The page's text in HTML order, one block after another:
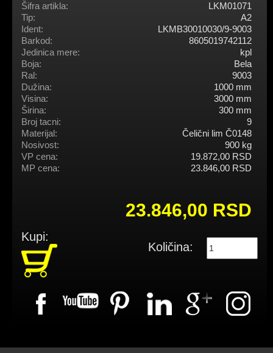
Šifra artikla:
LKM01071
Tip:
A2
Ident:
LKMB30010030/9-9003
Barkod:
8605019742112
Jedinica mere:
kpl
Boja:
Bela
Ral:
9003
Dužina:
1000 mm
Visina:
3000 mm
Širina:
300 mm
Broj tacni:
9
Materijal:
Čelični lim Č0148
Nosivost:
900 kg
VP cena:
19.872,00 RSD
MP cena:
23.846,00 RSD
23.846,00 RSD
Kupi:
Količina: